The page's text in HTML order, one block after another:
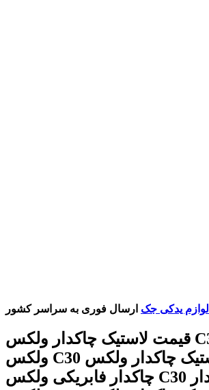
لوازم یدکی جک ارسال فوری به سراسر کشور
قیمت لاستیک چاکدار ولکس C30 لاستیک چاکدار اصلی
ولکس C30 خرید لاستیک چاکدار ولکس C30 لاستیک
چاکدار فابریکی ولکس C30 قیمت و خرید لاستیک چاکدار